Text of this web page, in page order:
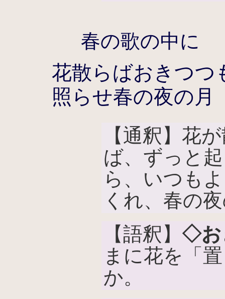
春の歌の中に
花散らばおきつつ
照らせ春の夜の月
【通釈】花
ば、ずっと
ら、いつも
くれ、春の
【語釈】 ◇お
まに花を「
か。